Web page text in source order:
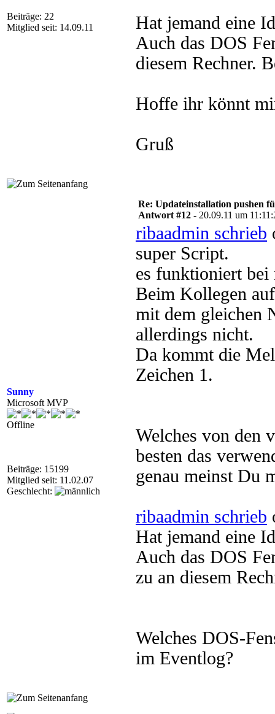
Beiträge: 22
Mitglied seit: 14.09.11
Hat jemand eine
Auch das DOS
diesem Rechner.
Hoffe ihr könnt
Gruß
Sunny
Microsoft MVP
Offline
Beiträge: 15199
Mitglied seit: 11.02.07
Geschlecht:
Re: Updateinstallation pushen
Antwort #12 - 20.09.11 um
ribaadmin schrieb
super Script.
es funktioniert
Beim Kollegen
mit dem gleichen
allerdings nicht.
Da kommt die
Zeichen 1.
Welches von den
besten das
genau meinst Du
ribaadmin schrieb
Hat jemand eine
Auch das DOS
zu an diesem
Welches DOS-
im Eventlog?